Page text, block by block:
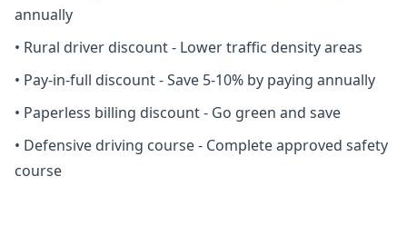
annually
• Rural driver discount - Lower traffic density areas
• Pay-in-full discount - Save 5-10% by paying annually
• Paperless billing discount - Go green and save
• Defensive driving course - Complete approved safety
course